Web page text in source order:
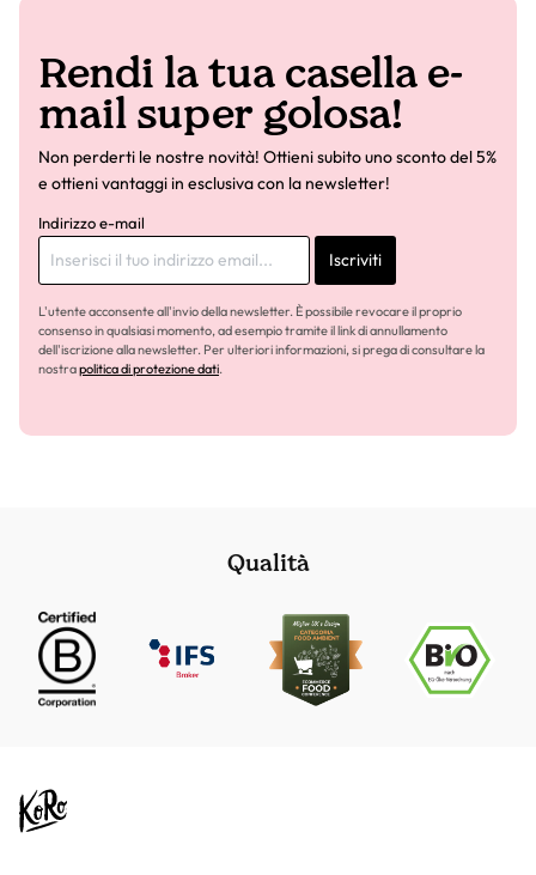
Rendi la tua casella e-
mail super golosa!
Non perderti le nostre novità! Ottieni subito uno sconto del 5%
e ottieni vantaggi in esclusiva con la newsletter!
Indirizzo e-mail
Iscriviti
L'utente acconsente all'invio della newsletter. È possibile revocare il proprio
consenso in qualsiasi momento, ad esempio tramite il link di annullamento
dell'iscrizione alla newsletter. Per ulteriori informazioni, si prega di consultare la
nostrapolitica di protezione dati.
Qualità